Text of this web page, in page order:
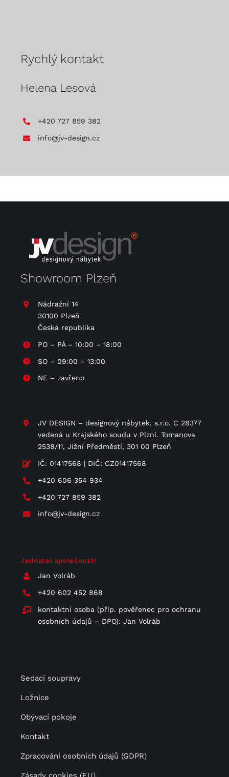
Rychlý kontakt
Helena Lesová
+420 727 859 382
info@jv-design.cz
Showroom Plzeň
Nádražní 14
30100 Plzeň
Česká republika
PO – PÁ – 10:00 – 18:00
SO – 09:00 – 13:00
NE – zavřeno
JV DESIGN – designový nábytek, s.r.o. C 28377
vedená u Krajského soudu v Plzni. Tomanova
2538/11, Jižní Předměstí, 301 00 Plzeň
IČ: 01417568 | DIČ: CZ01417568
+420 606 354 934
+420 727 859 382
info@jv-design.cz
Jednatel společnosti
Jan Volráb
+420 602 452 868
kontaktní osoba (příp. pověřenec pro ochranu
osobních údajů – DPO): Jan Volráb
Sedací soupravy
Ložnice
Obývací pokoje
Kontakt
Zpracování osobních údajů (GDPR)